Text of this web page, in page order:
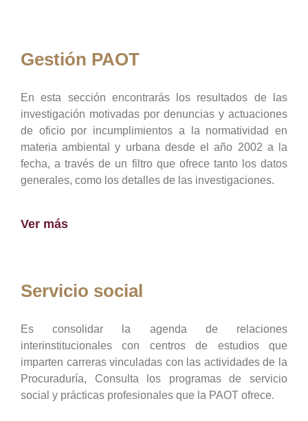
Gestión PAOT
En esta sección encontrarás los resultados de las
investigación motivadas por denuncias y actuaciones
de oficio por incumplimientos a la normatividad en
materia ambiental y urbana desde el año 2002 a la
fecha, a través de un filtro que ofrece tanto los datos
generales, como los detalles de las investigaciones.
Ver más
Servicio social
Es consolidar la agenda de relaciones
interinstitucionales con centros de estudios que
imparten carreras vinculadas con las actividades de la
Procuraduría, Consulta los programas de servicio
social y prácticas profesionales que la PAOT ofrece.